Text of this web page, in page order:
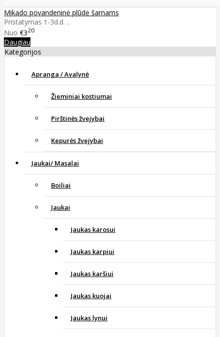
Mikado povandeninė plūdė šamams
Pristatymas 1-3d.d. ..
Nuo €320
Daugiau
Kategorijos
Apranga / Avalynė
Žieminiai kostiumai
Pirštinės žvejybai
Kepurės žvejybai
Jaukai/ Masalai
Boiliai
Jaukai
Jaukas karosui
Jaukas karpiui
Jaukas karšiui
Jaukas kuojai
Jaukas lynui